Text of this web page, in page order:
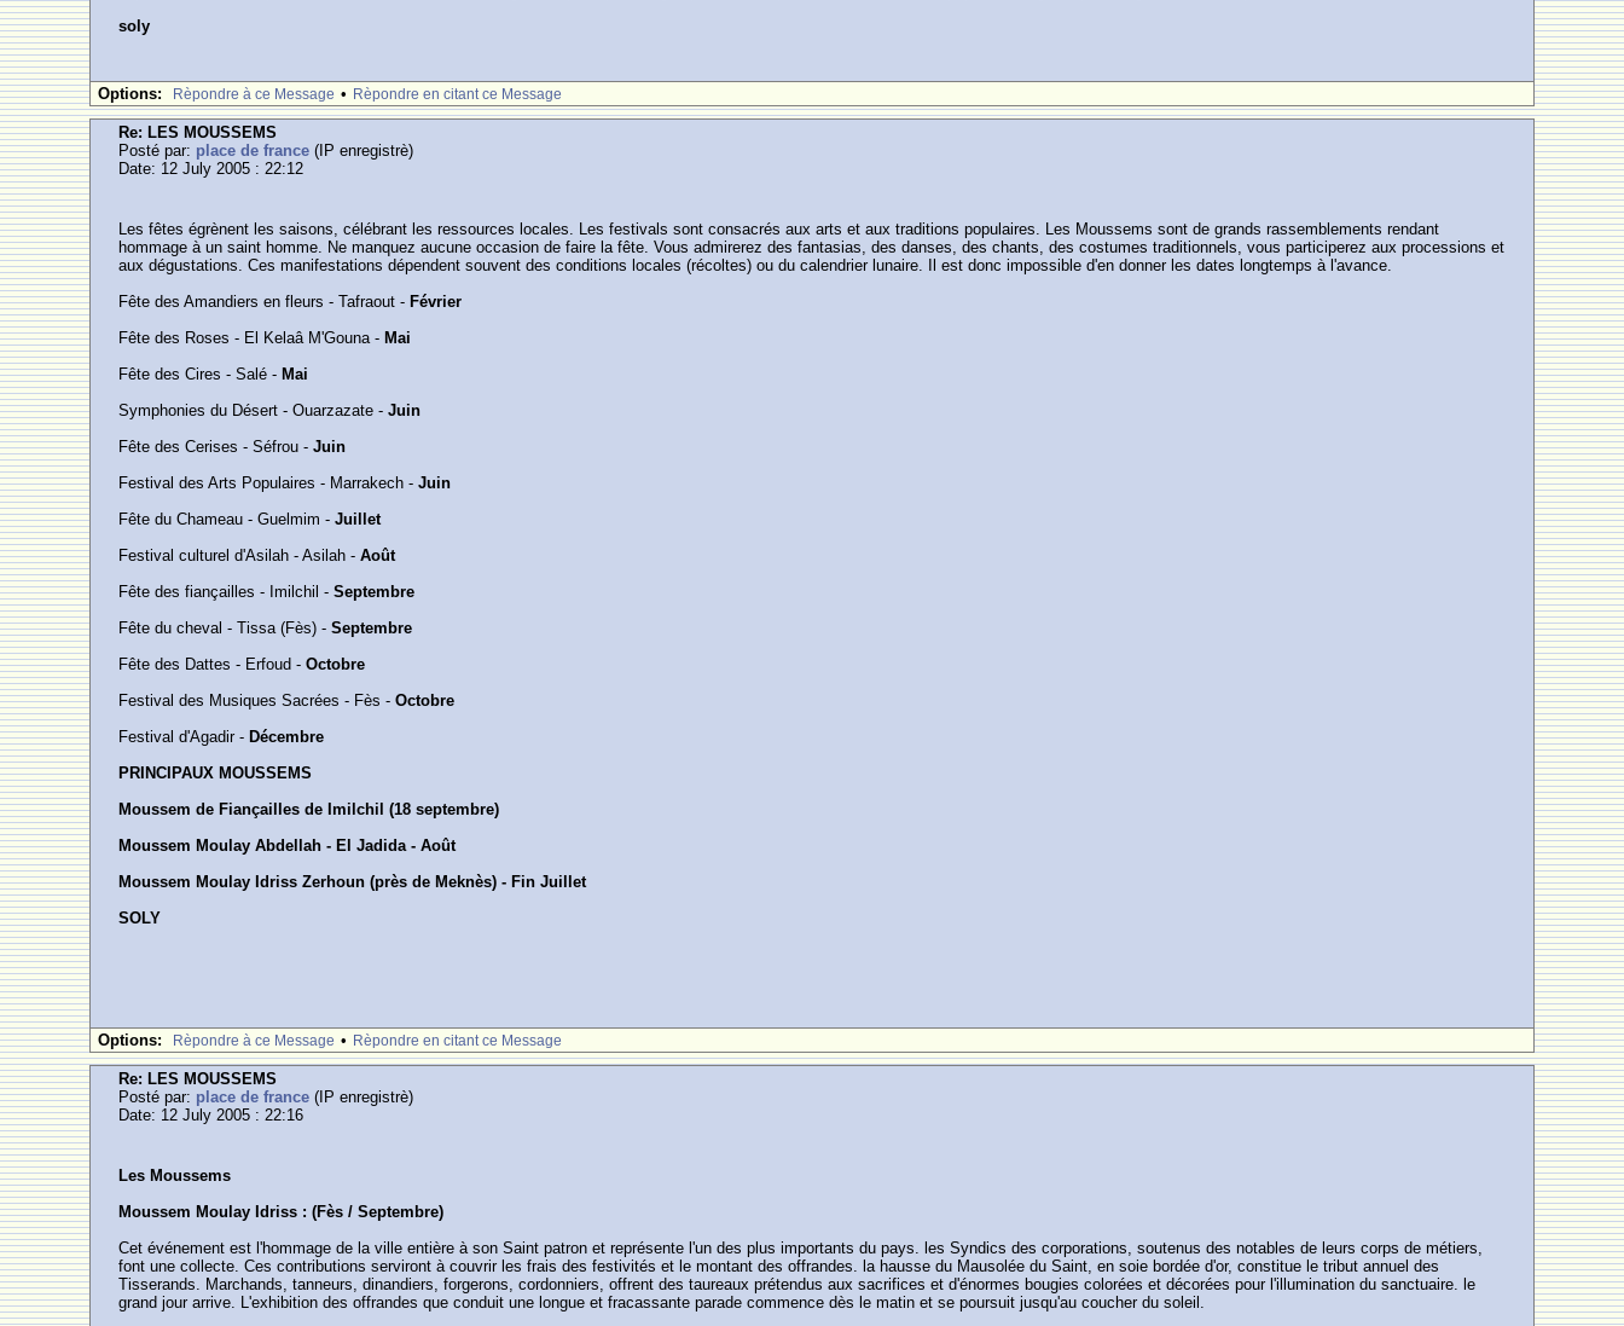
soly
Options: Rèpondre à ce Message • Rèpondre en citant ce Message
Re: LES MOUSSEMS
Posté par: place de france (IP enregistrè)
Date: 12 July 2005 : 22:12
Les fêtes égrènent les saisons, célébrant les ressources locales. Les festivals sont consacrés aux arts et aux traditions populaires. Les Moussems sont de grands rassemblements rendant
hommage à un saint homme. Ne manquez aucune occasion de faire la fête. Vous admirerez des fantasias, des danses, des chants, des costumes traditionnels, vous participerez aux processions et
aux dégustations. Ces manifestations dépendent souvent des conditions locales (récoltes) ou du calendrier lunaire. Il est donc impossible d'en donner les dates longtemps à l'avance.
Fête des Amandiers en fleurs - Tafraout - Février
Fête des Roses - El Kelaâ M'Gouna - Mai
Fête des Cires - Salé - Mai
Symphonies du Désert - Ouarzazate -Juin
Fête des Cerises - Séfrou -Juin
Festival des Arts Populaires - Marrakech -Juin
Fête du Chameau - Guelmim -Juillet
Festival culturel d'Asilah - Asilah -Août
Fête des fiançailles - Imilchil -Septembre
Fête du cheval - Tissa (Fès) -Septembre
Fête des Dattes - Erfoud -Octobre
Festival des Musiques Sacrées - Fès -Octobre
Festival d'Agadir - Décembre
PRINCIPAUX MOUSSEMS
Moussem de Fiançailles de Imilchil (18 septembre)
Moussem Moulay Abdellah - El Jadida - Août
Moussem Moulay Idriss Zerhoun (près de Meknès) - Fin Juillet
SOLY
Options: Rèpondre à ce Message • Rèpondre en citant ce Message
Re: LES MOUSSEMS
Posté par: place de france (IP enregistrè)
Date: 12 July 2005 : 22:16
Les Moussems
Moussem Moulay Idriss : (Fès / Septembre)
Cet événement est l'hommage de la ville entière à son Saint patron et représente l'un des plus importants du pays. les Syndics des corporations, soutenus des notables de leurs corps de métiers,
font une collecte. Ces contributions serviront à couvrir les frais des festivités et le montant des offrandes. la hausse du Mausolée du Saint, en soie bordée d'or, constitue le tribut annuel des
Tisserands. Marchands, tanneurs, dinandiers, forgerons, cordonniers, offrent des taureaux prétendus aux sacrifices et d'énormes bougies colorées et décorées pour l'illumination du sanctuaire. le
grand jour arrive. L'exhibition des offrandes que conduit une longue et fracassante parade commence dès le matin et se poursuit jusqu'au coucher du soleil.